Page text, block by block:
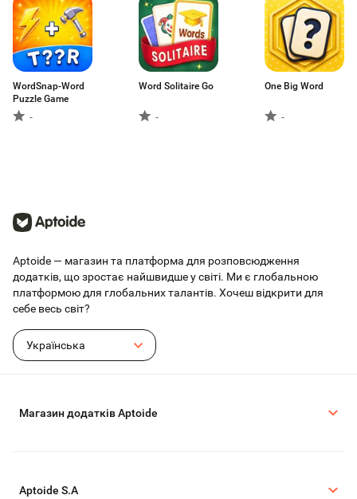
WordSnap-Word
Puzzle Game
-
Word Solitaire Go
-
One Big Word
-
Aptoide — магазин та платформа для розповсюдження
додатків, що зростає найшвидше у світі. Ми є глобальною
платформою для глобальних талантів. Хочеш відкрити для
себе весь світ?
Українська
Магазин додатків Aptoide
Aptoide S.A